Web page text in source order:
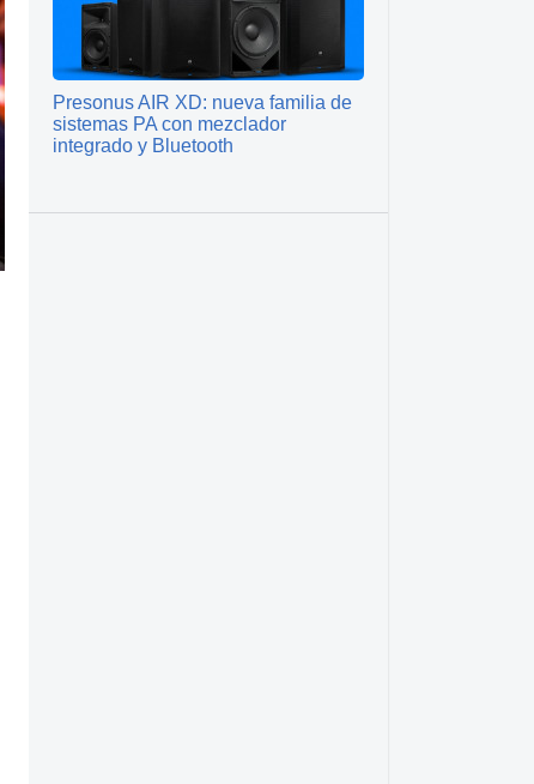
Presonus AIR XD: nueva familia de
sistemas PA con mezclador
integrado y Bluetooth